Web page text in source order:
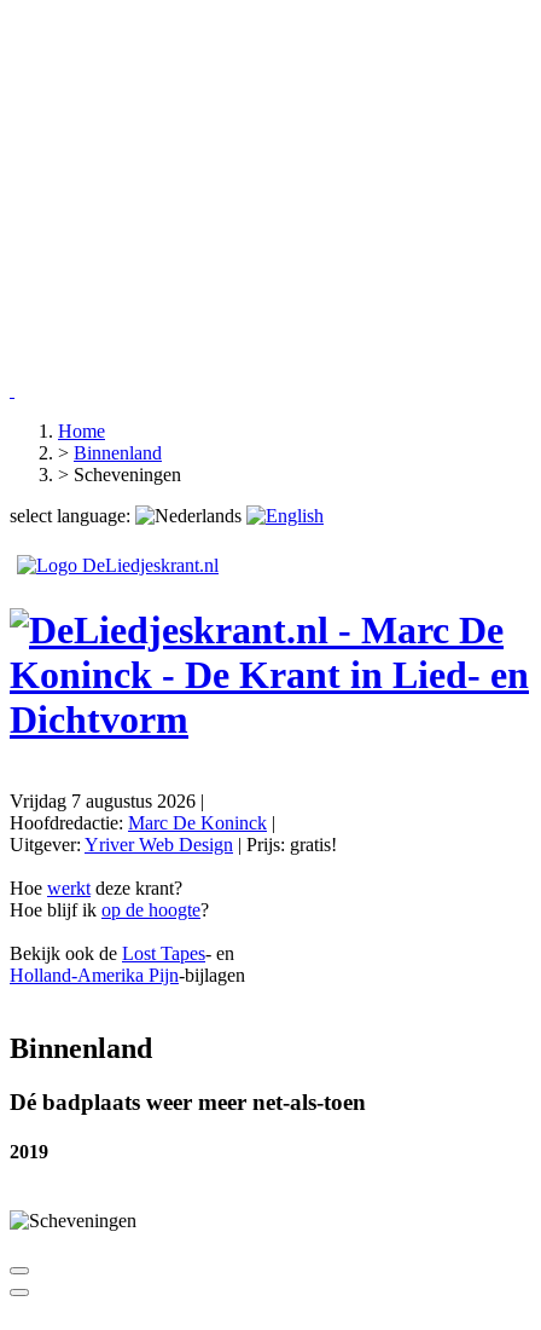
Home
> Binnenland
> Scheveningen
select language:
Vrijdag 7 augustus 2026 |
Hoofdredactie: Marc De Koninck |
Uitgever: Yriver Web Design | Prijs: gratis!
Hoe werkt deze krant?
Hoe blijf ik op de hoogte?
Bekijk ook de Lost Tapes- en
Holland-Amerika Pijn-bijlagen
Binnenland
Dé badplaats weer meer net-als-toen
2019